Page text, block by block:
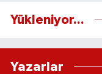
Yükleniyor...
Yazarlar